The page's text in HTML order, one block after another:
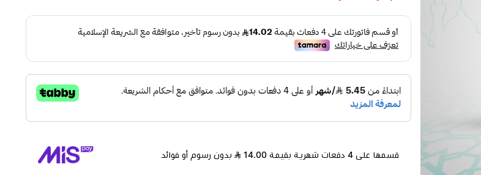
قسمها على 4 دفعات شهرية بقيمة 14.00 بدون رسوم أو فوائد